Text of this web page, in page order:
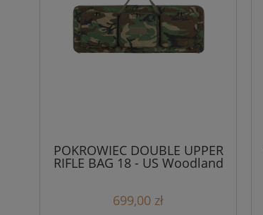
POKROWIEC DOUBLE UPPER
RIFLE BAG 18 - US Woodland
699,00 zł